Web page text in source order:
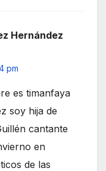
Hernández
pm
es timanfaya
soy hija de
cantante
en
de las